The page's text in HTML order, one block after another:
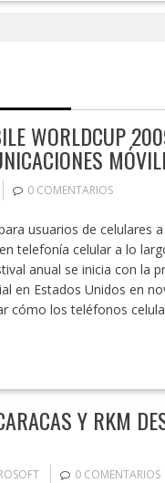
WORLDCUP
0 COMENTARIOS
usuarios de celulares
telefonía celular a lo
anual se inicia con la
en Estados Unidos en
cómo los teléfonos
Y RKM
0 COMENTARIOS